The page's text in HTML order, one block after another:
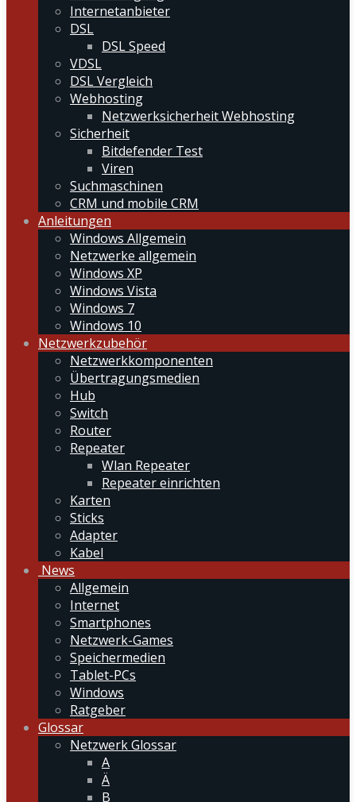
Internetanbieter
DSL
DSL Speed
VDSL
DSL Vergleich
Webhosting
Netzwerksicherheit Webhosting
Sicherheit
Bitdefender Test
Viren
Suchmaschinen
CRM und mobile CRM
Anleitungen
Windows Allgemein
Netzwerke allgemein
Windows XP
Windows Vista
Windows 7
Windows 10
Netzwerkzubehör
Netzwerkkomponenten
Übertragungsmedien
Hub
Switch
Router
Repeater
Wlan Repeater
Repeater einrichten
Karten
Sticks
Adapter
Kabel
News
Allgemein
Internet
Smartphones
Netzwerk-Games
Speichermedien
Tablet-PCs
Windows
Ratgeber
Glossar
Netzwerk Glossar
A
Ä
B